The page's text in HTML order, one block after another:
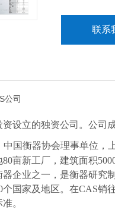
联系
公司
设立的独资公司。公司
中国衡器协会理事单位，
80亩新工厂，建筑面积
企业之一，是衡器研究
个国家及地区。在CAS销
。